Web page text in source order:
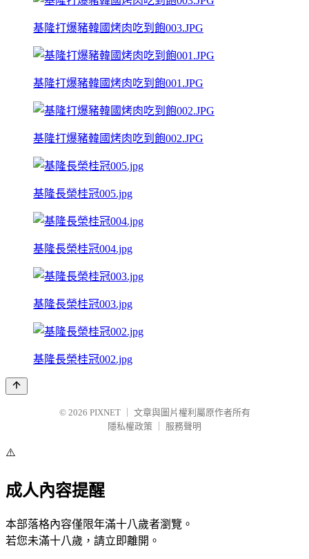
基隆打爆豬韓國烤肉吃到飽003.JPG
基隆打爆豬韓國烤肉吃到飽001.JPG
基隆打爆豬韓國烤肉吃到飽002.JPG
基隆長榮桂冠005.jpg
基隆長榮桂冠004.jpg
基隆長榮桂冠003.jpg
基隆長榮桂冠002.jpg
© 2026 PIXNET
文章與圖片權利屬原作者所有
隱私權政策
服務聲明
⚠️
成人內容提醒
本部落格內容僅限年滿十八歲者瀏覽。
若您未滿十八歲，請立即離開。